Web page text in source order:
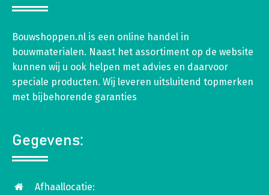
Bouwshoppen.nl is een online handel in
bouwmaterialen. Naast het assortiment op de website
kunnen wij u ook helpen met advies en daarvoor
speciale producten. Wij leveren uitsluitend topmerken
met bijbehorende garanties
Gegevens:
Afhaallocatie: